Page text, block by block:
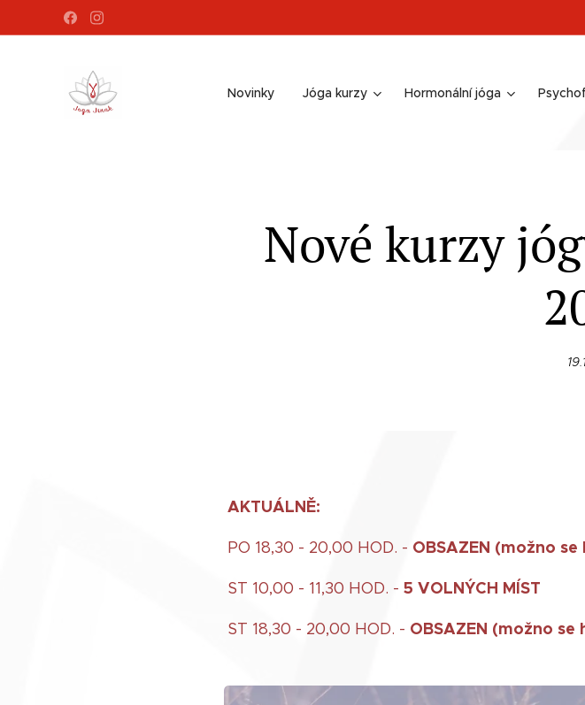
Novinky Jóga kurzy Hormonální jóga
Nové kurzy
AKTUÁLNĚ:
PO 18,30 - 20,00 HOD. - OBSAZEN (možno
ST 10,00 - 11,30 HOD. - 5 VOLNÝCH MÍST
ST 18,30 - 20,00 HOD. - OBSAZEN (možno